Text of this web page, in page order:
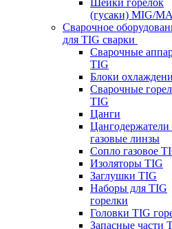
Шейки горелок
(гусаки) MIG/
Сварочное
для TIG сварки
Сварочные
TIG
Блоки
Сварочные
TIG
Цанги
Цангодержатели
газовые линзы
Сопло газовое
Изоляторы TIG
Заглушки TIG
Наборы для TIG
горелки
Головки TIG
Запасные части